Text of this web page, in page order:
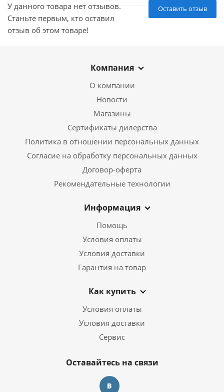
Оставить отзыв
У данного товара нет отзывов.
Станьте первым, кто оставил
отзыв об этом товаре!
Компания
О компании
Новости
Магазины
Сертификаты дилерства
Политика в отношении персональных данных
Согласие на обработку персональных данных
Договор-оферта
Рекомендательные технологии
Информация
Помощь
Условия оплаты
Условия доставки
Гарантия на товар
Как купить
Условия оплаты
Условия доставки
Сервис
Оставайтесь на связи